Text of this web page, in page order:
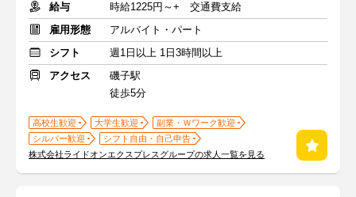
給与
時給1225円～+ 交通費支給
雇用形態
アルバイト・パート
シフト
週1日以上 1日3時間以上
アクセス
磯子駅
徒歩5分
高校生歓迎 大学生歓迎
副業・Ｗワーク歓迎
シルバー歓迎
シフト自由・自己申告
株式会社ライドオンエクスプレスグループの求人一覧を見る